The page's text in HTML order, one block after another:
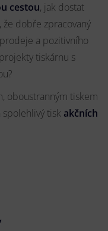
cestou, jak dostat
dobře zpracovaný
a pozitivního
tiskárnu s
oboustranným tiskem
tisk akčních